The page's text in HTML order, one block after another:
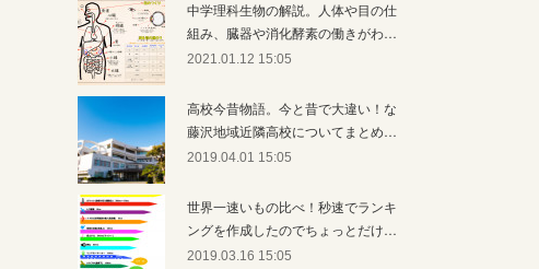
中学理科生物の解説。人体や目の仕
組み、臓器や消化酵素の働きがわ…
2021.01.12 15:05
高校今昔物語。今と昔で大違い！な
藤沢地域近隣高校についてまとめ…
2019.04.01 15:05
世界一速いもの比べ！秒速でランキ
ングを作成したのでちょっとだけ…
2019.03.16 15:05